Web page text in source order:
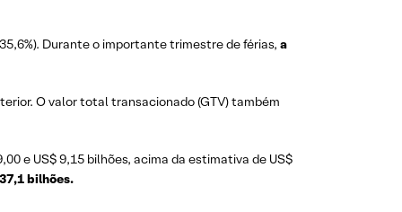
Durante o importante trimestre de férias, a
O valor total transacionado (GTV) também
e US$ 9,15 bilhões, acima da estimativa de US$
bilhões.